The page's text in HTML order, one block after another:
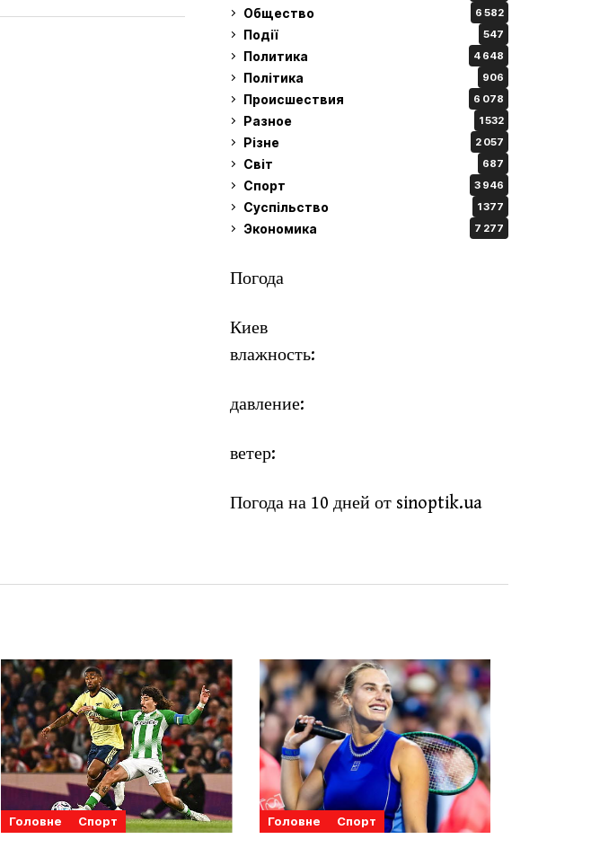
Общество 6 582
Події 547
Политика 4 648
Політика 906
Происшествия 6 078
Разное 1 532
Різне 2 057
Світ 687
Спорт 3 946
Суспільство 1 377
Экономика 7 277
Погода
Киев
влажность:
давление:
ветер:
Погода на 10 дней от sinoptik.ua
Головне Спорт Головне Спорт